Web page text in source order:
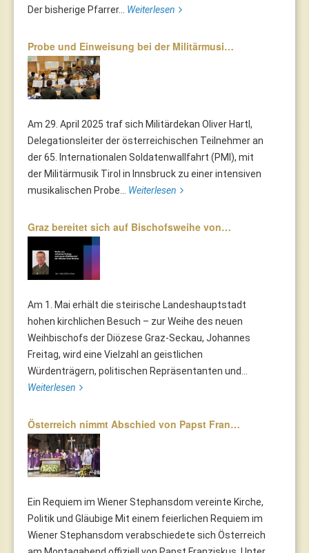
Der bisherige Pfarrer... Weiterlesen
Probe und Einweisung bei der Militärmusi…
Am 29. April 2025 traf sich Militärdekan Oliver Hartl,
Delegationsleiter der österreichischen Teilnehmer an
der 65. Internationalen Soldatenwallfahrt (PMI), mit
der Militärmusik Tirol in Innsbruck zu einer intensiven
musikalischen Probe... Weiterlesen
Graz bereitet sich auf Bischofsweihe von…
Am 1. Mai erhält die steirische Landeshauptstadt
hohen kirchlichen Besuch – zur Weihe des neuen
Weihbischofs der Diözese Graz-Seckau, Johannes
Freitag, wird eine Vielzahl an geistlichen
Würdenträgern, politischen Repräsentanten und...
Weiterlesen
Österreich nimmt Abschied von Papst Fran…
Ein Requiem im Wiener Stephansdom vereinte Kirche,
Politik und Gläubige Mit einem feierlichen Requiem im
Wiener Stephansdom verabschiedete sich Österreich